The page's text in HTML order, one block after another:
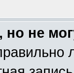
но не